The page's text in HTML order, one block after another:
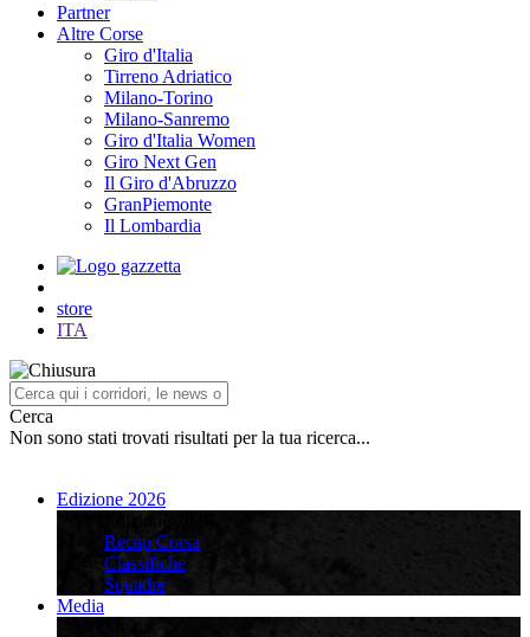
Partner
Altre Corse
Giro d'Italia
Tirreno Adriatico
Milano-Torino
Milano-Sanremo
Giro d'Italia Women
Giro Next Gen
Il Giro d'Abruzzo
GranPiemonte
Il Lombardia
store
ITA
Cerca
Non sono stati trovati risultati per la tua ricerca...
Edizione 2026
Recap Corsa
Classifiche
Squadre
Media